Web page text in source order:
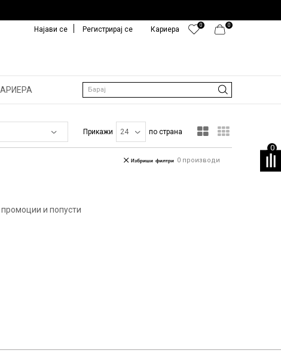
0
0
Кариера
Најави се Регистрирај се
Барај
0
Прикажи по страна
0 производи
Избриши филтри
и попусти